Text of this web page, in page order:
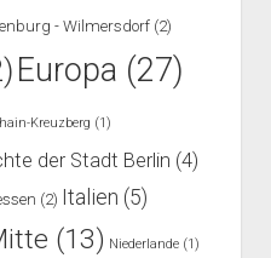
- Wilmersdorf(2)
Europa (27)
Kreuzberg (1)
der Stadt Berlin (4)
(2) Italien (5)
(13) Niederlande(1)